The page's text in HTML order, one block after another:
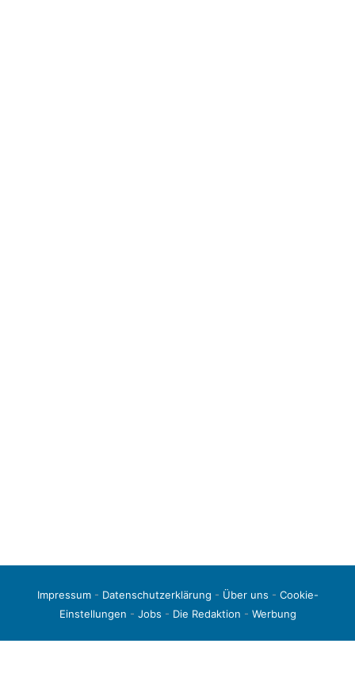
Impressum- Datenschutzerklärung - Über uns - Cookie-
Einstellungen - Jobs - Die Redaktion - Werbung